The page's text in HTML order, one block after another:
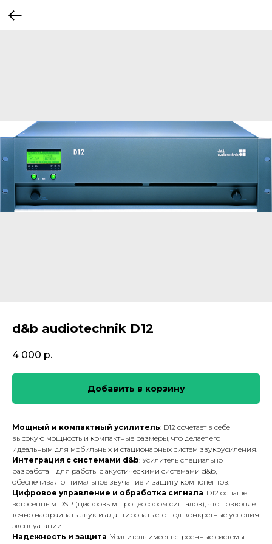
d&b audiotechnik D12
4 000 р.
Добавить в корзину
Мощный и компактный усилитель: D12 сочетает в себе
высокую мощность и компактные размеры, что делает его
идеальным для мобильных и стационарных систем звукоусиления.
Интеграция с системами d&b: Усилитель специально
разработан для работы с акустическими системами d&b,
обеспечивая оптимальное звучание и защиту компонентов.
Цифровое управление и обработка сигнала: D12 оснащен
встроенным DSP (цифровым процессором сигналов), что позволяет
точно настраивать звук и адаптировать его под конкретные условия
эксплуатации.
Надежность и защита: Усилитель имеет встроенные системы